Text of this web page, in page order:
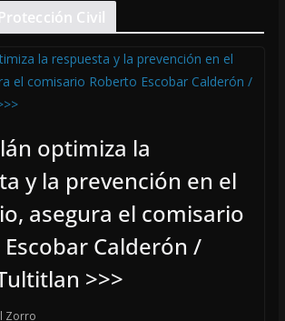
Civil
optimiza la
y la prevención en el
asegura el comisario
Calderón /
>>>
Zorro